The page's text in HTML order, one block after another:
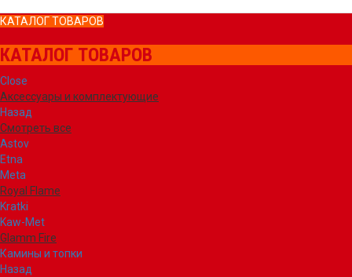
КАТАЛОГ ТОВАРОВ
КАТАЛОГ ТОВАРОВ
Close
Аксессуары и комплектующие
Назад
Смотреть все
Astov
Etna
Meta
Royal Flame
Kratki
Kaw-Met
Glamm Fire
Камины и топки
Назад